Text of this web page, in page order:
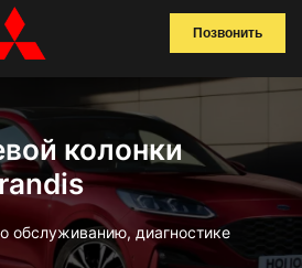
Позвонить
колонки
обслуживанию, диагностике